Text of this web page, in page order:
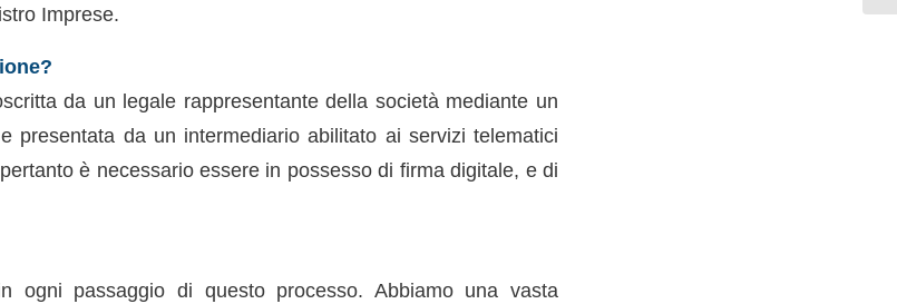
Imprese.
da un legale rappresentante della società mediante un
presentata da un intermediario abilitato ai servizi telematici
è necessario essere in possesso di firma digitale, e di
ogni passaggio di questo processo. Abbiamo una vasta